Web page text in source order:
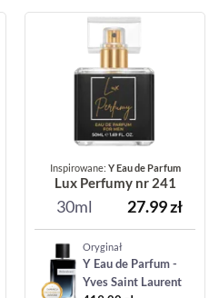
Inspirowane: Y Eau de Parfum
Lux Perfumy nr 241
30ml 27.99zł
Oryginał
Y Eau de Parfum -
Yves Saint Laurent